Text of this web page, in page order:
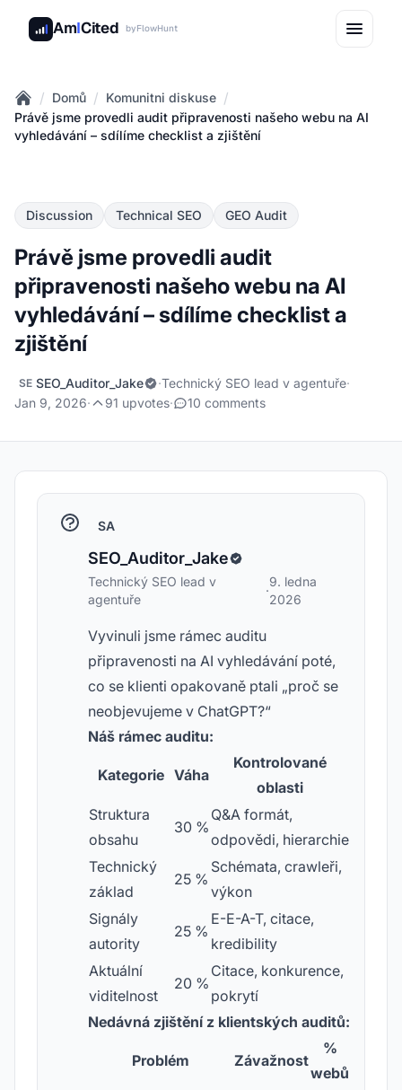
AmICited byFlowHunt
Home
/ Domů / Komunitni diskuse /
Právě jsme provedli audit připravenosti našeho webu na AI
vyhledávání – sdílíme checklist a zjištění
Discussion Technical SEO GEO Audit
Právě jsme provedli audit
připravenosti našeho webu na AI
vyhledávání – sdílíme checklist a
zjištění
SE SEO_Auditor_Jake ·Technický SEO lead v agentuře·
Jan 9, 2026· 91 upvotes· 10 comments
SA
SEO_Auditor_Jake
Technický SEO lead v
agentuře
·
9. ledna
2026
Vyvinuli jsme rámec auditu
připravenosti na AI vyhledávání poté,
co se klienti opakovaně ptali „proč se
neobjevujeme v ChatGPT?“
Náš rámec auditu:
Kategorie Váha
Kontrolované
oblasti
Struktura
obsahu
30 %
Q&A formát,
odpovědi, hierarchie
Technický
základ
25 %
Schémata, crawleři,
výkon
Signály
autority
25 %
E-E-A-T, citace,
kredibility
Aktuální
viditelnost
20 %
Citace, konkurence,
pokrytí
Nedávná zjištění z klientských auditů:
Problém Závažnost
%
webů